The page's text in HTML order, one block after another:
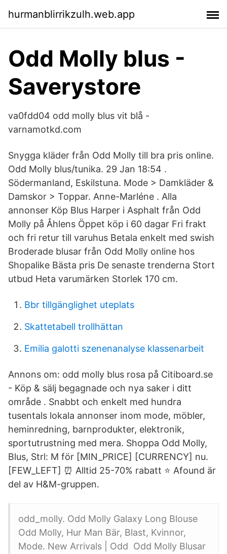
hurmanblirrikzulh.web.app
Odd Molly blus -
Saverystore
va0fdd04 odd molly blus vit blå -
varnamotkd.com
Snygga kläder från Odd Molly till bra pris online.
Odd Molly blus/tunika. 29 Jan 18:54 .
Södermanland, Eskilstuna. Mode > Damkläder &
Damskor > Toppar. Anne-Marléne . Alla
annonser Köp Blus Harper i Asphalt från Odd
Molly på Åhlens Öppet köp i 60 dagar Fri frakt
och fri retur till varuhus Betala enkelt med swish
Broderade blusar från Odd Molly online hos
Shopalike Bästa pris De senaste trenderna Stort
utbud Heta varumärken Storlek 170 cm.
Bbr tillgänglighet uteplats
Skattetabell trollhättan
Emilia galotti szenenanalyse klassenarbeit
Annons om: odd molly blus rosa på Citiboard.se
- Köp & sälj begagnade och nya saker i ditt
område . Snabbt och enkelt med hundra
tusentals lokala annonser inom mode, möbler,
heminredning, barnprodukter, elektronik,
sportutrustning med mera. Shoppa Odd Molly,
Blus, Strl: M för [MIN_PRICE] [CURRENCY] nu.
[FEW_LEFT] ⏰ Alltid 25-70% rabatt ⭐️ Afound är
del av H&M-gruppen.
odd_molly. Odd Molly Galaxy Long Blouse
Odd Molly, Hur Man Bär, Blast, Kvinnor,
Mode. New Arrivals | Odd Odd Molly Blusar